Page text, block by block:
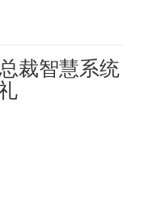
裁智慧系统